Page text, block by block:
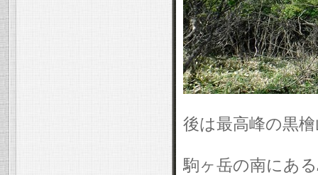
後は最高峰の黒
駒ヶ岳の南にあ